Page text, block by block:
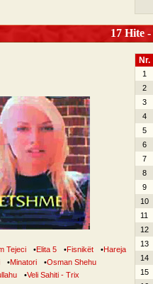
17 Hite
Tejeci •Elita 5 •Fisnikët •Hareja
•Minatori •Osman Shehu
•Veli Sahiti - Trix
Nr.
1
2
3
4
5
6
7
8
9
10
11
12
13
14
15